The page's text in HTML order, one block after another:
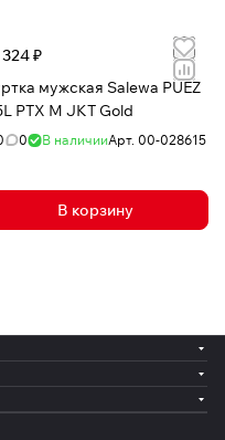
324 ₽
мужская Salewa PUEZ
PTX M JKT Gold
0 В наличииАрт. 00-028615
В корзину